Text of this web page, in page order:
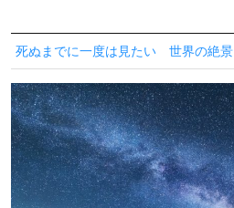
死ぬまでに一度は見たい 世界の絶景